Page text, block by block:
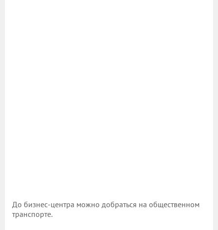
До бизнес-центра можно добраться на общественном
транспорте.